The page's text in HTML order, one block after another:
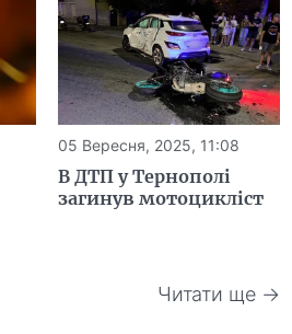
05 Вересня, 2025, 11:08
В ДТП у Тернополі
загинув мотоцикліст
Читати ще →